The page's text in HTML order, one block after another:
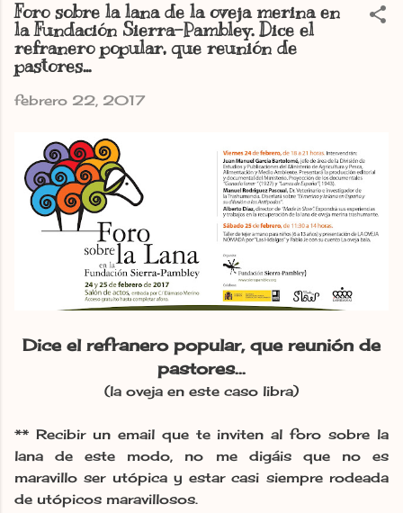
Foro sobre la lana de la oveja merina en
la Fundación Sierra-Pambley. Dice el
refranero popular, que reunión de
pastores...
febrero 22, 2017
Dice el refranero popular, que reunión de
pastores...
(la oveja en este caso libra)
** Recibir un email que te inviten al foro sobre la
lana de este modo, no me digáis que no es
maravillo ser utópica y estar casi siempre rodeada
de utópicos maravillosos.